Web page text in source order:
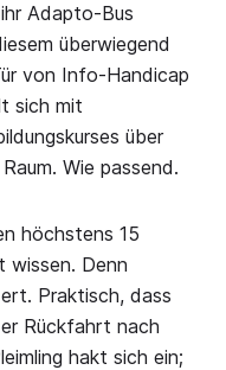
Adapto-Bus
überwiegend
von Info-Handicap
sich mit
über
Wie passend.
höchstens 15
wissen. Denn
Praktisch, dass
Rückfahrt nach
hakt sich ein;